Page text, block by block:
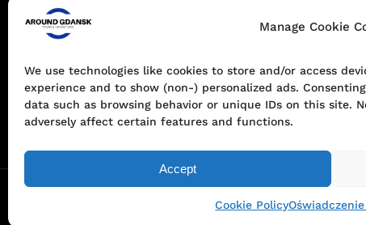
Manage Cookie
We use technologies like cookies to store and/or access
experience and to show (non-) personalized ads.
data such as browsing behavior or unique IDs on this site.
adversely affect certain features and functions.
Accept
Cookie Policy
• Integracje dla grup szkolnych
© Around Gdansk | Tours & Adventures